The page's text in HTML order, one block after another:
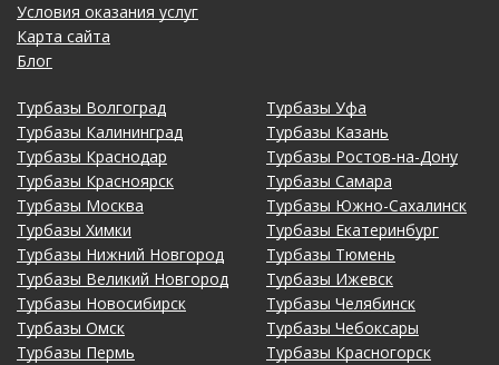
Условия оказания услуг
Карта сайта
Блог
Турбазы Волгоград
Турбазы Калининград
Турбазы Краснодар
Турбазы Красноярск
Турбазы Москва
Турбазы Химки
Турбазы Нижний Новгород
Турбазы Великий Новгород
Турбазы Новосибирск
Турбазы Омск
Турбазы Пермь
Турбазы Уфа
Турбазы Казань
Турбазы Ростов-на-Дону
Турбазы Самара
Турбазы Южно-Сахалинск
Турбазы Екатеринбург
Турбазы Тюмень
Турбазы Ижевск
Турбазы Челябинск
Турбазы Чебоксары
Турбазы Красногорск